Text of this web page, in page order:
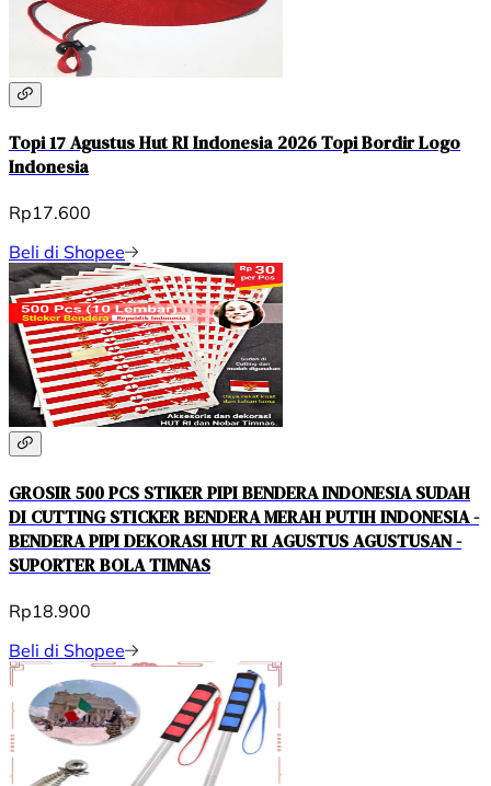
Topi 17 Agustus Hut RI Indonesia 2026 Topi Bordir Logo
Indonesia
Rp17.600
Beli di Shopee
GROSIR 500 PCS STIKER PIPI BENDERA INDONESIA SUDAH
DI CUTTING STICKER BENDERA MERAH PUTIH INDONESIA -
BENDERA PIPI DEKORASI HUT RI AGUSTUS AGUSTUSAN -
SUPORTER BOLA TIMNAS
Rp18.900
Beli di Shopee